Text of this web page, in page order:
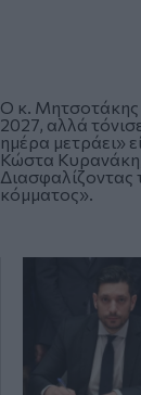
Ο κ. Μητσοτάκης
2027, αλλά
ημέρα μετράει»
Κώστα Κυρανάκη,
Διασφαλίζοντας
κόμματος».